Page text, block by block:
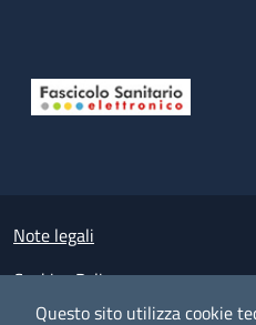
Questo sito utilizza cookie
Small prints
Note legali
Cookies Policy